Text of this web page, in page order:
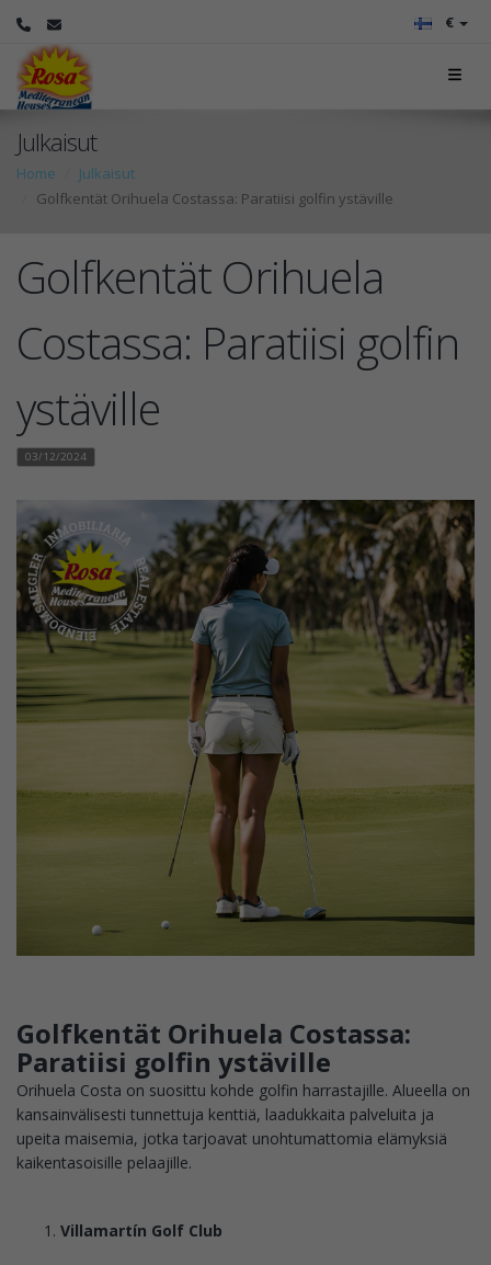
€
Julkaisut
Home
Julkaisut
Golfkentät Orihuela Costassa: Paratiisi golfin ystäville
Golfkentät Orihuela
Costassa: Paratiisi golfin
ystäville
03/12/2024
Golfkentät Orihuela Costassa:
Paratiisi golfin ystäville
Orihuela Costa on suosittu kohde golfin harrastajille. Alueella on
kansainvälisesti tunnettuja kenttiä, laadukkaita palveluita ja
upeita maisemia, jotka tarjoavat unohtumattomia elämyksiä
kaikentasoisille pelaajille.
Villamartín Golf Club